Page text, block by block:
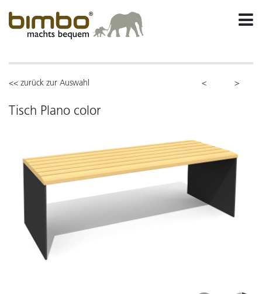
<< zurück zur Auswahl < >
Tisch Plano color